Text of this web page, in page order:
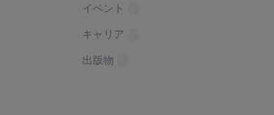
イベント
キャリア
出版物